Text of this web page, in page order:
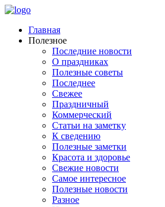
Главная
Полезное
Последние новости
О праздниках
Полезные советы
Последнее
Свежее
Праздничный
Коммерческий
Статьи на заметку
К сведению
Полезные заметки
Красота и здоровье
Свежие новости
Самое интересное
Полезные новости
Разное